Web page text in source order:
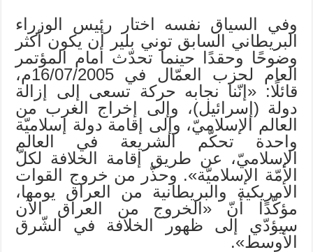
وفي السياق نفسه اختار رئيس الوزراء
البريطاني السابق توني بلير أن يكون أكثر
وضوحًا وحقدًا حينما تحدّث أمام المؤتمر
العام لحزب العمّال في 16/07/2005م،
قائلًا: «إنّنا نجابه حركة تسعى إلى إزالة
دولة (إسرائيل)، وإلى إخراج الغرب من
العالم الإسلاميّ، وإلى إقامة دولة إسلاميّة
واحدة تحكّم الشريعة في العالم
الإسلاميّ، عن طريق إقامة الخلافة لكلّ
الأمّة الإسلاميّة». وحذّر من خروج القوات
الأمريكية والبريطانية من العراق يومها،
مؤكّدًا أنّ «الخروج من العراق الآن
سيؤدّي إلى ظهور الخلافة في الشّرق
الأوسط».